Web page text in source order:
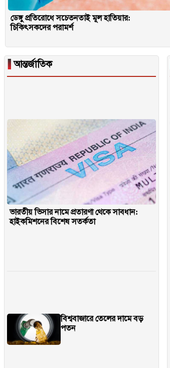
ডেঙ্গু প্রতিরোধে সচেতনতাই মূল হাতিয়ার:
চিকিৎসকদের পরামর্শ
▐আন্তর্জাতিক
ভারতীয় ভিসার নামে প্রতারণা থেকে সাবধান:
হাইকমিশনের বিশেষ সতর্কতা
বিশ্ববাজারে তেলের দামে বড়
পতন